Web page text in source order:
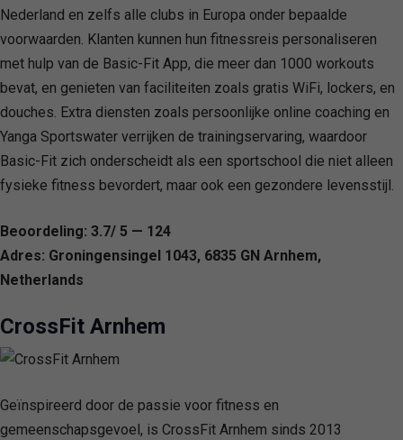
Nederland en zelfs alle clubs in Europa onder bepaalde
voorwaarden. Klanten kunnen hun fitnessreis personaliseren
met hulp van de Basic-Fit App, die meer dan 1000 workouts
bevat, en genieten van faciliteiten zoals gratis WiFi, lockers, en
douches. Extra diensten zoals persoonlijke online coaching en
Yanga Sportswater verrijken de trainingservaring, waardoor
Basic-Fit zich onderscheidt als een sportschool die niet alleen
fysieke fitness bevordert, maar ook een gezondere levensstijl.
Beoordeling: 3.7/ 5 — 124
Adres: Groningensingel 1043, 6835 GN Arnhem,
Netherlands
CrossFit Arnhem
Geïnspireerd door de passie voor fitness en
gemeenschapsgevoel, is CrossFit Arnhem sinds 2013